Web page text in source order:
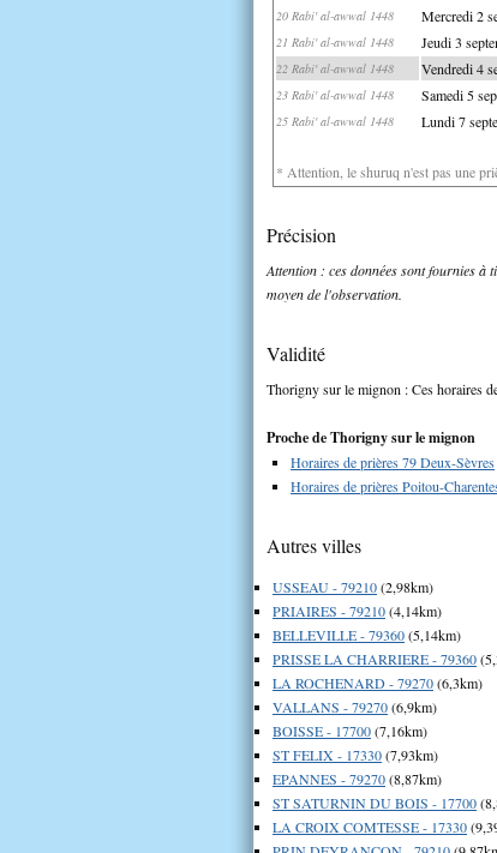
20 Rabi' al-awwal 1448 Mercredi 2
21 Rabi' al-awwal 1448 Jeudi 3
22 Rabi' al-awwal 1448 Vendredi 4
23 Rabi' al-awwal 1448 Samedi 5
25 Rabi' al-awwal 1448 Lundi 7
* Attention, le shuruq n'est pas une
Précision
Attention : ces données sont fournies à
moyen de l'observation.
Validité
Thorigny sur le mignon : Ces horaires
Proche de Thorigny sur le mignon
Horaires de prières 79 Deux-Sèvres
Horaires de prières Poitou-
Autres villes
USSEAU - 79210(2,98km)
PRIAIRES - 79210(4,14km)
BELLEVILLE - 79360(5,14km)
PRISSE LA CHARRIERE - 79360
LA ROCHENARD - 79270(6,3km)
VALLANS - 79270(6,9km)
BOISSE - 17700(7,16km)
ST FELIX - 17330(7,93km)
EPANNES - 79270(8,87km)
ST SATURNIN DU BOIS - 17700
LA CROIX COMTESSE - 17330